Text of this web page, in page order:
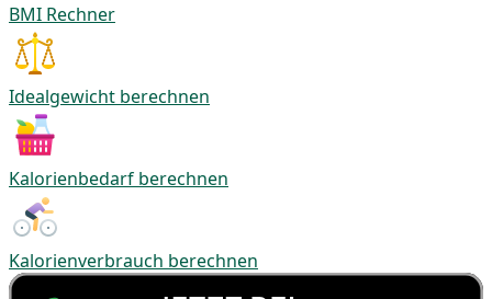
BMI Rechner
Idealgewicht berechnen
Kalorienbedarf berechnen
Kalorienverbrauch berechnen